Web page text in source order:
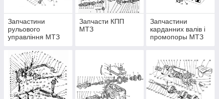
Запчастини
рульового
управління МТЗ
Запчасти КПП
МТЗ
Запчастини
карданних валів і
промопоры МТЗ